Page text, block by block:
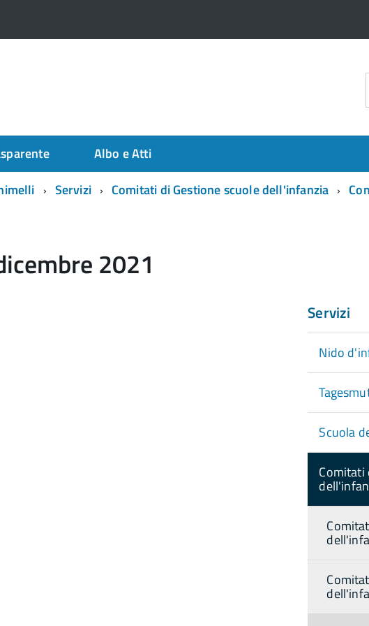
Albo e Atti
Servizi Comitati di Gestione scuole dell'infanzia
2021
Servizi
Nido
Scuola
Comitati